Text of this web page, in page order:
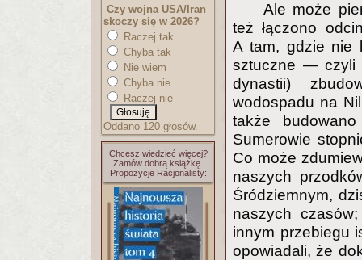
Czy wojna USA/Iran
skoczy się w 2026?
Raczej tak
Chyba tak
Nie wiem
Chyba nie
Raczej nie
Oddano 120 głosów.
Chcesz wiedzieć więcej?
Zamów dobrą książkę.
Propozycje Racjonalisty:
Ale może
też łączono
A tam, gdzie nie
sztuczne — czyli
dynastii)
wodospadu na
także
Sumerowie
Co może
naszych
Śródziemnym,
naszych
innym przebiegu
opowiadali, że